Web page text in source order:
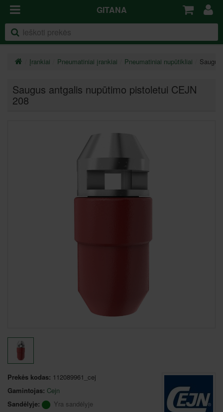
GITANA
Įrankiai Pneumatiniai įrankiai Pneumatiniai nupūtikliai
Saugus antgalis nupūtimo pistoletui CEJN
208
Prekės kodas: 112089961_cej
Gamintojas: Cejn
Sandėlyje:
Yra sandėlyje